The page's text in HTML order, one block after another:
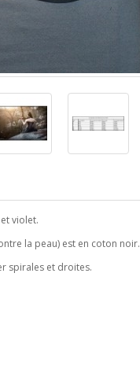
violet.
la peau) est en coton noir.
spirales et droites.